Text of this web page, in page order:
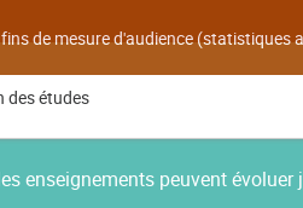
de mesure d'audience (statistiques
des études
enseignements peuvent évoluer